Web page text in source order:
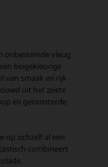
onbestemde vleug
beigekleurige
van smaak en rijk
uit het zoete
en geroosterde
op zichzelf al een
combineert